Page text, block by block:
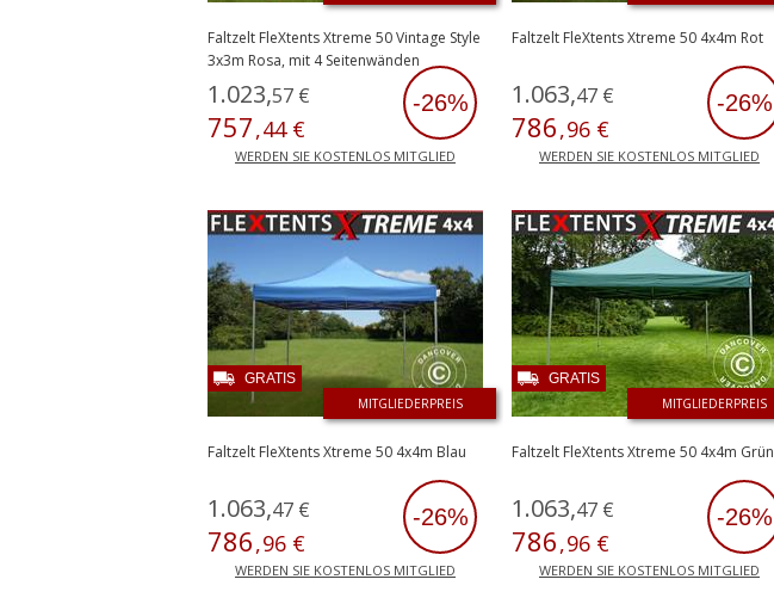
Faltzelt FleXtents Xtreme 50 Vintage Style
3x3m Rosa, mit 4 Seitenwänden
-26%
WERDEN SIE KOSTENLOS MITGLIED
1.023,57 €
757,44€
Faltzelt FleXtents Xtreme 50 4x4m Rot
-26%
WERDEN SIE KOSTENLOS MITGLIED
1.063,47 €
786,96 €
Faltzelt FleXtents Xtreme 50 4x4m Blau
-26%
WERDEN SIE KOSTENLOS MITGLIED
1.063,47 €
786,96 €
MITGLIEDERPREIS
GRATIS
Faltzelt FleXtents Xtreme 50 4x4m Grün
-26%
WERDEN SIE KOSTENLOS MITGLIED
1.063,47 €
786,96 €
MITGLIEDERPREIS
GRATIS